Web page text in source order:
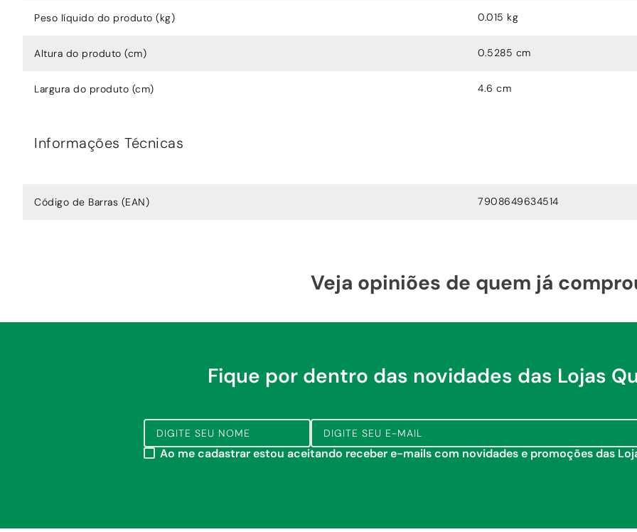
Peso líquido do produto (kg) 0.015 kg
Altura do produto (cm) 0.5285 cm
Largura do produto (cm) 4.6 cm
Informações Técnicas
Código de Barras (EAN) 7908649634514
Veja opiniões de quem já
Fique por dentro das novidades das Lojas
Ao me cadastrar estou aceitando receber e-mails com novidades e promoções das